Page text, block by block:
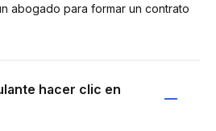
abogado para formar un contrato
hacer clic en